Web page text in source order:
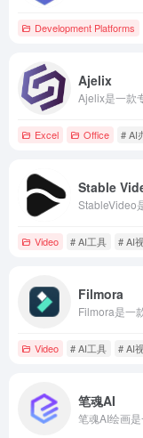
Development Platforms
Ajelix
Excel Office # AI
Stable
Video # AI工具 # AI
Filmora
Video # AI工具 # AI
笔魂AI